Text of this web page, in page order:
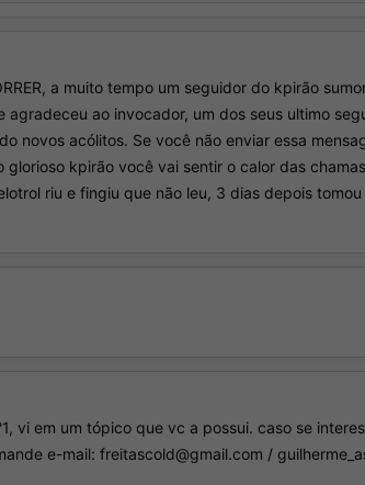
a muito tempo um seguidor do kpirão
ao invocador, um dos seus ultimo
novos acólitos. Se você não enviar essa
kpirão você vai sentir o calor das
riu e fingiu que não leu, 3 dias depois
vi em um tópico que vc a possui. caso se
e-mail: freitascold@gmail.com /